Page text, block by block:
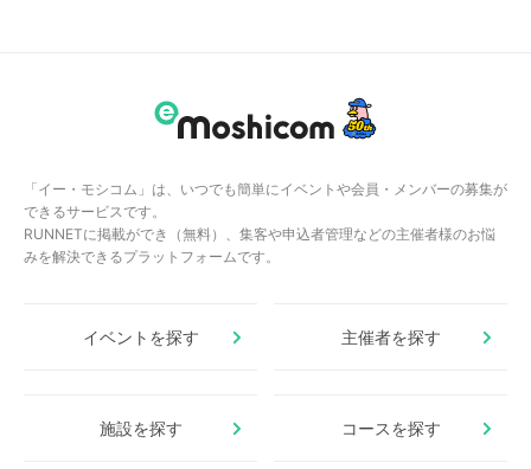
「イー・モシコム」は、いつでも簡単にイベントや会員・メンバーの募集が
できるサービスです。
RUNNETに掲載ができ（無料）、集客や申込者管理などの主催者様のお悩
みを解決できるプラットフォームです。
イベントを探す 主催者を探す
施設を探す コースを探す